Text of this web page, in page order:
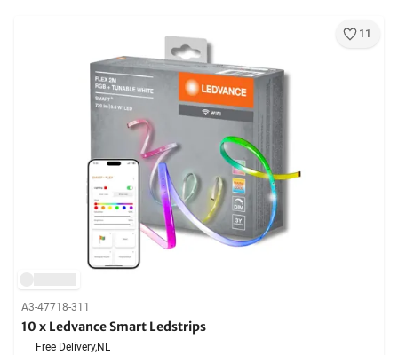
11
A3-47718-311
10 x Ledvance Smart Ledstrips
Free Delivery,NL